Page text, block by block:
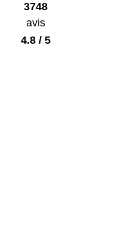
3748
avis
4.8 / 5